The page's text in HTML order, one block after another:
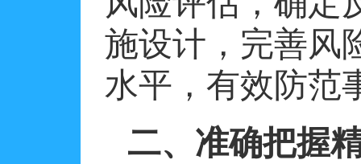
施设计，完善风
水平，有效防范
二、准确把握